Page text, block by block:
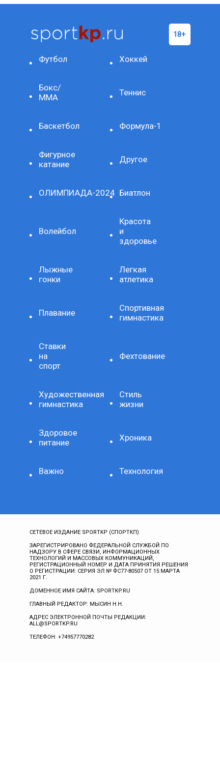
Футбол Хоккей
Бокс/
ММА
Теннис
Баскетбол Формула-1
Фигурное
катание
Другое
ОЛИМПИАДА-2024 Биатлон
Волейбол
Красота
и
здоровье
Лыжные
гонки
Легкая
атлетика
Плавание
Спортивная
гимнастика
Ставки
на
спорт
Фехтование
Художественная
гимнастика
Стиль
жизни
Здоровое
питание
Хроника
Важно Технология
СЕТЕВОЕ ИЗДАНИЕ SPORTKP (СПОРТКП)
ЗАРЕГИСТРИРОВАНО ФЕДЕРАЛЬНОЙ СЛУЖБОЙ ПО
НАДЗОРУ В СФЕРЕ СВЯЗИ, ИНФОРМАЦИОННЫХ
ТЕХНОЛОГИЙ И МАССОВЫХ КОММУНИКАЦИЙ,
РЕГИСТРАЦИОННЫЙ НОМЕР И ДАТА ПРИНЯТИЯ РЕШЕНИЯ
О РЕГИСТРАЦИИ: СЕРИЯ ЭЛ № ФС77-80507 ОТ 15 МАРТА
2021 Г.
ДОМЕННОЕ ИМЯ САЙТА: SPORTKP.RU
ГЛАВНЫЙ РЕДАКТОР: МЫСИН Н.Н.
АДРЕС ЭЛЕКТРОННОЙ ПОЧТЫ РЕДАКЦИИ:
ALL@SPORTKP.RU
ТЕЛЕФОН: +74957770282